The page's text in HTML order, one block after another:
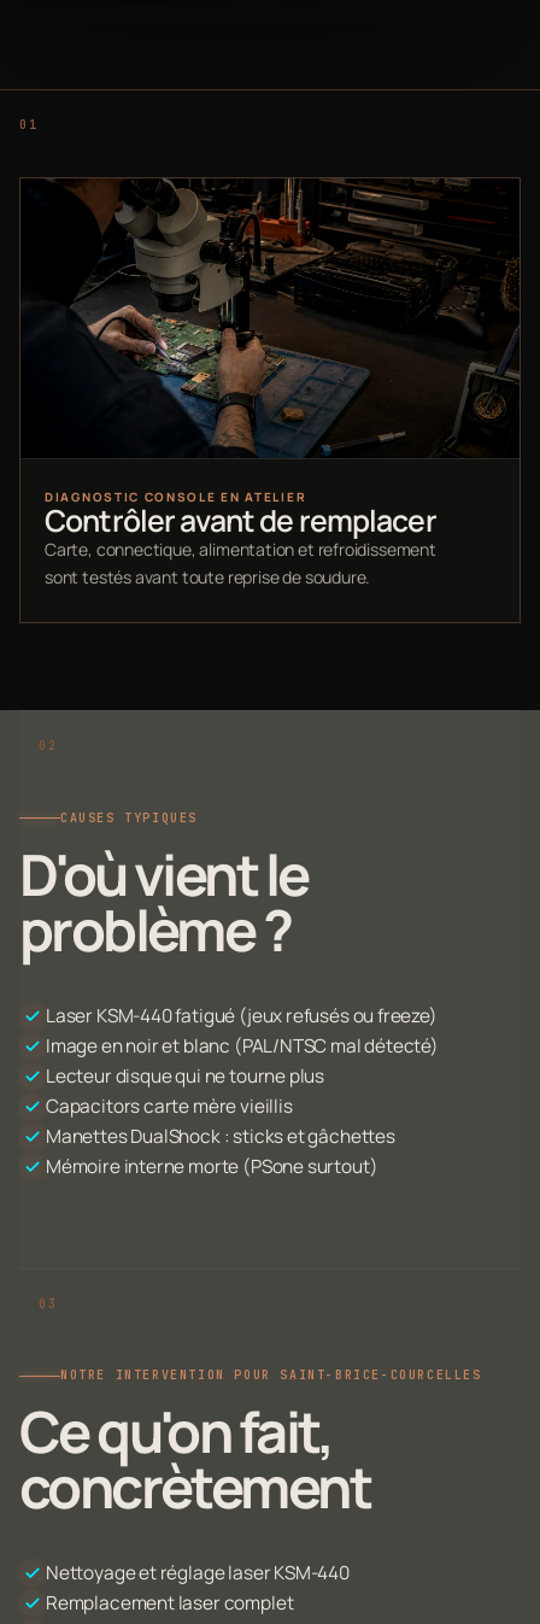
DIAGNOSTIC CONSOLE EN ATELIER
Contrôler avant de remplacer
Carte, connectique, alimentation et refroidissement
sont testés avant toute reprise de soudure.
CAUSES TYPIQUES
D'où vient le
problème ?
Laser KSM-440 fatigué (jeux refusés ou freeze)
Image en noir et blanc (PAL/NTSC mal détecté)
Lecteur disque qui ne tourne plus
Capacitors carte mère vieillis
Manettes DualShock : sticks et gâchettes
Mémoire interne morte (PSone surtout)
NOTRE INTERVENTION POUR SAINT-BRICE-COURCELLES
Ce qu'on fait,
concrètement
Nettoyage et réglage laser KSM-440
Remplacement laser complet